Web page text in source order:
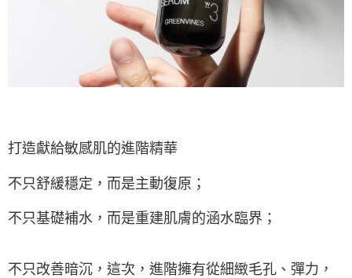
打造獻給敏感肌的進階精華
不只舒緩穩定，而是主動復原；
不只基礎補水，而是重建肌膚的涵水臨界；
不只改善暗沉，這次，進階擁有從細緻毛孔、彈力，